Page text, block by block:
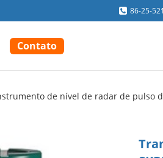
86-25-
Contato
de nível de radar de pulso